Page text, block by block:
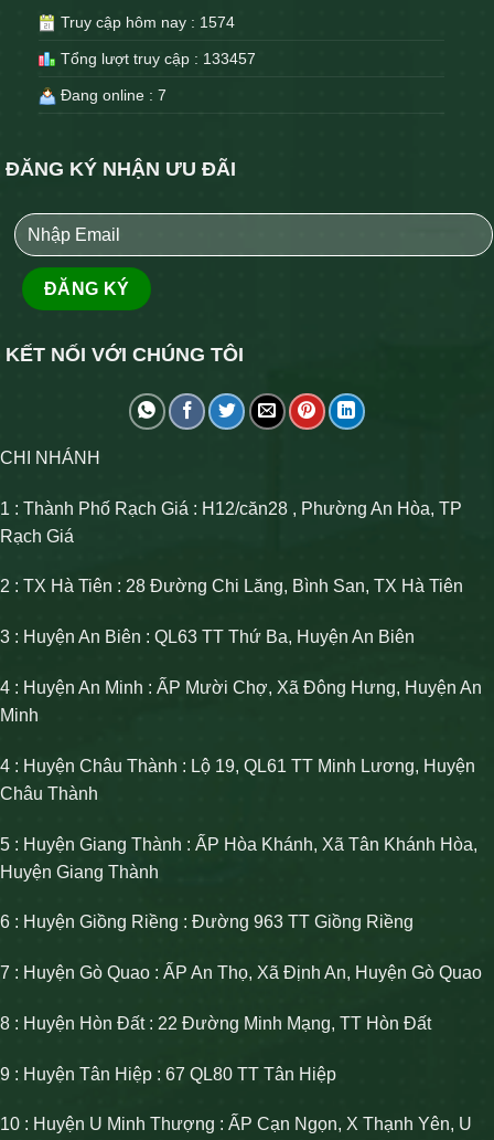
Truy cập hôm nay : 1574
Tổng lượt truy cập : 133457
Đang online : 7
ĐĂNG KÝ NHẬN ƯU ĐÃI
KẾT NỐI VỚI CHÚNG TÔI
CHI NHÁNH
1 : Thành Phố Rạch Giá : H12/căn28 , Phường An Hòa, TP
Rạch Giá
2 : TX Hà Tiên : 28 Đường Chi Lăng, Bình San, TX Hà Tiên
3 : Huyện An Biên : QL63 TT Thứ Ba, Huyện An Biên
4 : Huyện An Minh : ẤP Mười Chợ, Xã Đông Hưng, Huyện An
Minh
4 : Huyện Châu Thành : Lộ 19, QL61 TT Minh Lương, Huyện
Châu Thành
5 : Huyện Giang Thành : ẤP Hòa Khánh, Xã Tân Khánh Hòa,
Huyện Giang Thành
6 : Huyện Giồng Riềng : Đường 963 TT Giồng Riềng
7 : Huyện Gò Quao : ẤP An Thọ, Xã Định An, Huyện Gò Quao
8 : Huyện Hòn Đất : 22 Đường Minh Mạng, TT Hòn Đất
9 : Huyện Tân Hiệp : 67 QL80 TT Tân Hiệp
10 : Huyện U Minh Thượng : ẤP Cạn Ngọn, X Thạnh Yên, U